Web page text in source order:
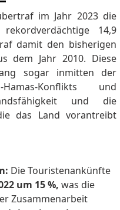
im Jahr 2023 die
14,9
damit den bisherigen
dem Jahr 2010. Diese
sogar inmitten der
Konflikts und
und die
das Land vorantreibt
Die Touristenankünfte
um 15 %, was die
Zusammenarbeit